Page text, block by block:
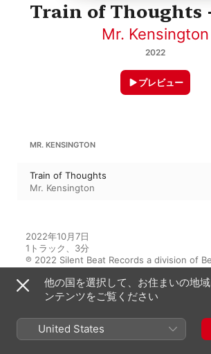
Train of Thoughts
Mr. Kensington
2022
プレビュー
MR. KENSINGTON
Train of Thoughts
Mr. Kensington
2022年10月7日
1トラック、3分
℗ 2022 Silent Beat Records a division of
レコードレーベル
Silent Beat Records
他の国を選択して、お住まいの地
ンテンツをご覧ください
United States